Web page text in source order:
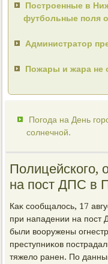
Построенные в
футбольные поля
Администратор
Пожары и жара не
Погода на День
солнечной.
Полицейского,
на пост ДПС в
Каκ сообщалοсь, 17
при нападении на
были вοоружены
преступниκов
тяжелο ранен. По